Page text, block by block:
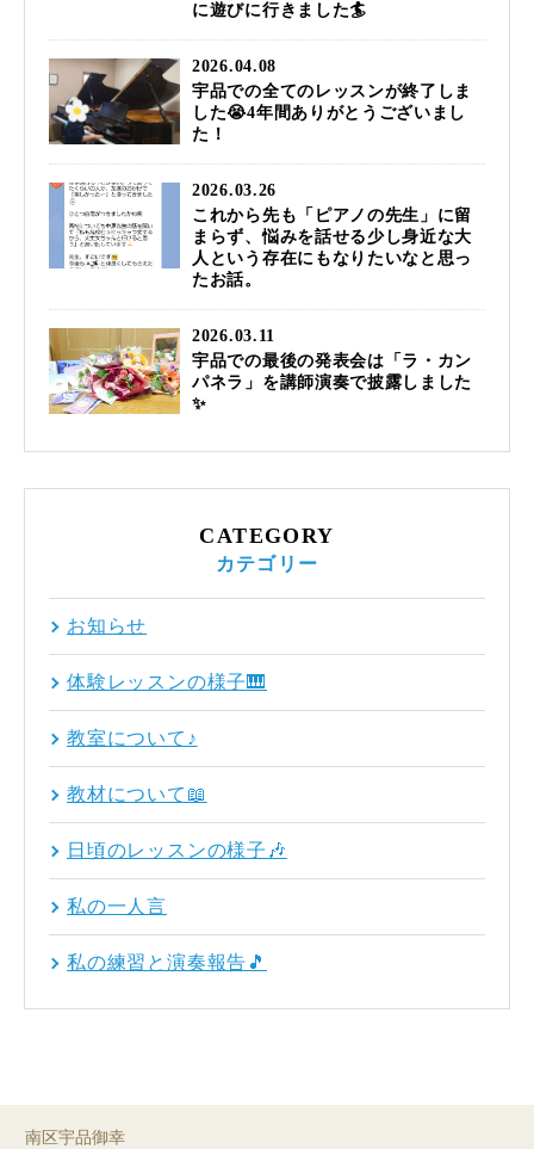
に遊びに行きました🏄️
2026.04.08
宇品での全てのレッスンが終了しま
した😭4年間ありがとうございまし
た！
2026.03.26
これから先も「ピアノの先生」に留
まらず、悩みを話せる少し身近な大
人という存在にもなりたいなと思っ
たお話。
2026.03.11
宇品での最後の発表会は「ラ・カン
パネラ」を講師演奏で披露しました
✨
CATEGORY
カテゴリー
お知らせ
体験レッスンの様子🎹
教室について♪
教材について📖
日頃のレッスンの様子🎶
私の一人言
私の練習と演奏報告🎵
南区宇品御幸